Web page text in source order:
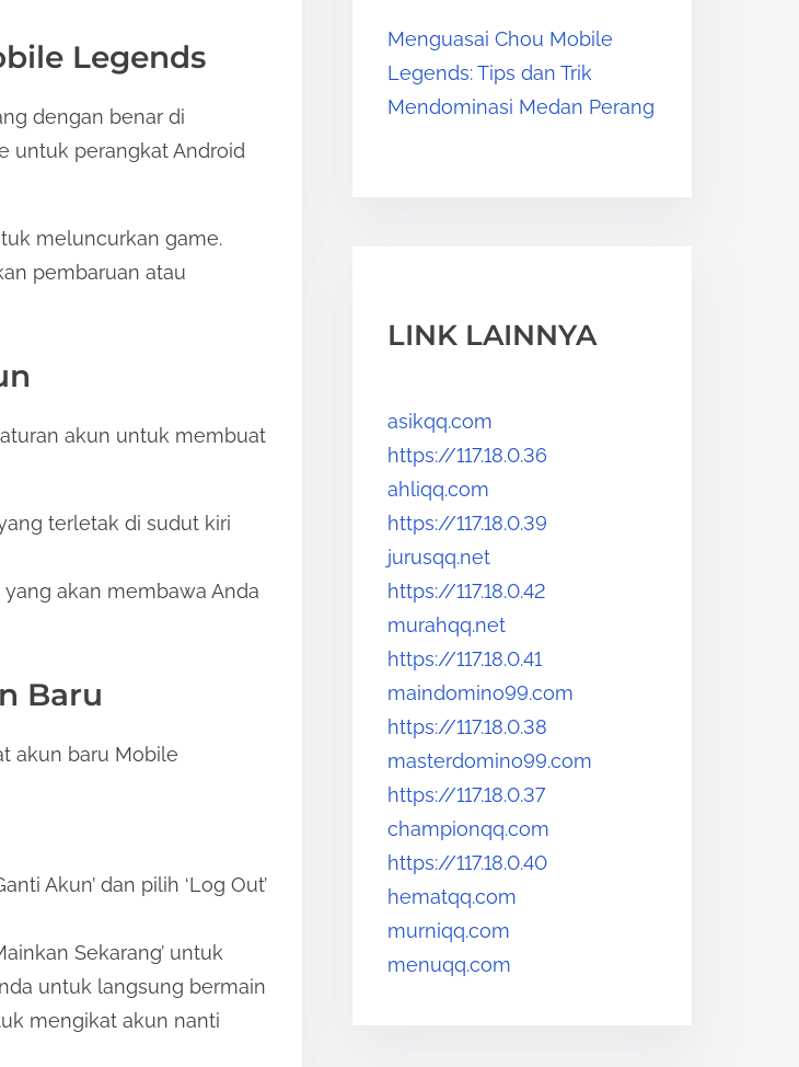
Legends
dengan benar di
untuk perangkat Android
meluncurkan game.
pembaruan atau
akun untuk membuat
terletak di sudut kiri
yang akan membawa Anda
Baru
akun baru Mobile
Akun’ dan pilih ‘Log Out’
Sekarang’ untuk
untuk langsung bermain
mengikat akun nanti
Menguasai Chou Mobile
Legends: Tips dan Trik
Mendominasi Medan Perang
LINK LAINNYA
asikqq.com
https://117.18.0.36
ahliqq.com
https://117.18.0.39
jurusqq.net
https://117.18.0.42
murahqq.net
https://117.18.0.41
maindomino99.com
https://117.18.0.38
masterdomino99.com
https://117.18.0.37
championqq.com
https://117.18.0.40
hematqq.com
murniqq.com
menuqq.com